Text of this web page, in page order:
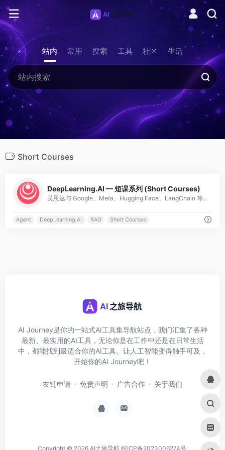
站内 常用 搜索 工具 社区 生活
Short Courses
DeepLearning.AI — 短课系列 (Short Courses)
吴恩达与 Google、Meta、Hugging Face、LangChain 等合作的短课，聚焦 Prompt 工程、RAG、AI Agent、LangChain 等最新技术。非常实战。
Agent DeepLearning.AI RAG Short Courses
AI Journey是你的一站式AI工具集导航站点，我们汇集了各种
最新、最实用的AI工具，无论你是在工作中还是在日常生活
中，都能找到最适合你的AI工具。让人工智能变得触手可及，
开始你的AI Journey吧！
友链申请 免责声明 广告合作 关于我们
Copyright © 2026 AI之旅导航 皖ICP备2023006274号